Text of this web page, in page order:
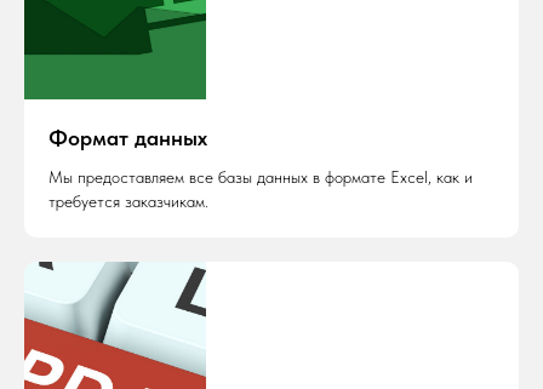
Формат данных
Мы предоставляем все базы данных в формате Excel, как и
требуется заказчикам.